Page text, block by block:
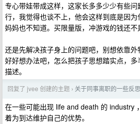
专心带娃带成这样，这家长多多少少有些
行，我觉得也谈不上，他会这样到底是因
妈妈也不知道。买限量版，冲游戏的钱还不
还是先解决孩子身上的问题吧，别想依靠
好好想办法吧，怎么把孩子思想踏实点，
描述。
回复了 jvee 创建的主题 › 关于同事离职的一些反思
在一些可能出现 life and death 的 industry
着为到达维护自己的优势。